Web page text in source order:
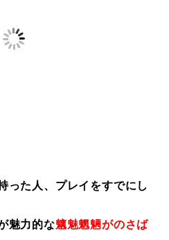
った人、プレイをすでにし
魅力的な魑魅魍魎がのさば